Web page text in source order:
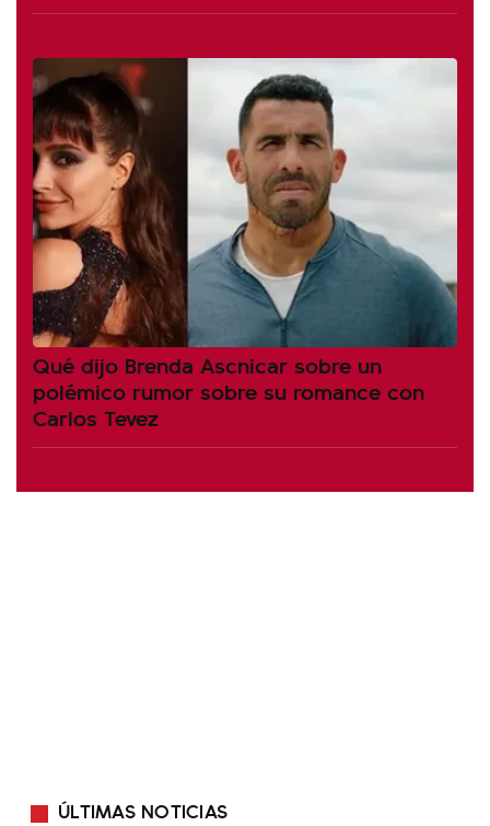
Qué dijo Brenda Ascnicar sobre un
polémico rumor sobre su romance con
Carlos Tevez
ÚLTIMAS NOTICIAS